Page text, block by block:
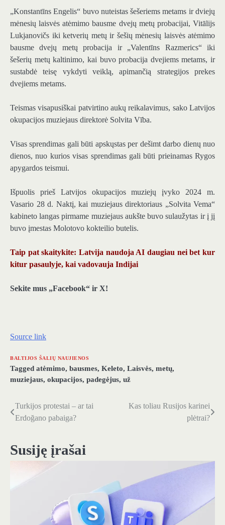
„Konstantīns Engelis“ buvo nuteistas šešeriems metams ir dviejų
mėnesių laisvės atėmimo bausme dvejų metų probacijai, Vitālijs
Lukjanovičs iki ketverių metų ir šešių mėnesių laisvės atėmimo
bausme dvejų metų probacija ir „Valentīns Razmerics“ iki
šešerių metų kaltinimo, kai buvo probacija dvejiems metams, ir
sustabdė teisę vykdyti veiklą, apimančią strategijos prekes
dvejiems metams.
Teismas visapusiškai patvirtino aukų reikalavimus, sako Latvijos
okupacijos muziejaus direktorė Solvita Vība.
Visas sprendimas gali būti apskųstas per dešimt darbo dienų nuo
dienos, nuo kurios visas sprendimas gali būti prieinamas Rygos
apygardos teismui.
Išpuolis prieš Latvijos okupacijos muziejų įvyko 2024 m.
Vasario 28 d. Naktį, kai muziejaus direktoriaus „Solvita Vema“
kabineto langas pirmame muziejaus aukšte buvo sulaužytas ir į jį
buvo įmestas Molotovo kokteilio butelis.
Taip pat skaitykite: Latvija naudoja AI daugiau nei bet kur
kitur pasaulyje, kai vadovauja Indijai
Sekite mus „Facebook“ ir X!
Source link
BALTIJOS ŠALIŲ NAUJIENOS
Tagged atėmimo, bausmes, Keleto, Laisvės, metų,
muziejaus, okupacijos, padegėjus, už
Navigacija
tarp
įrašų
Turkijos protestai – ar tai
Erdoğano pabaiga?
Kas toliau Rusijos karinei
plėtrai?
Susiję įrašai